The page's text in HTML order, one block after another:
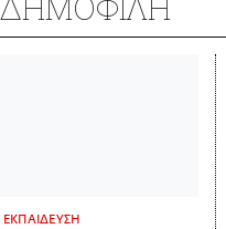
ΕΚΠΑΙΔΕΥΣΗ